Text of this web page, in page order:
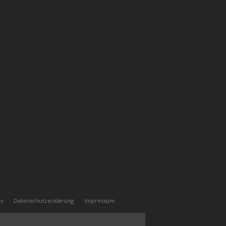
Datenschutzerklärung Impressum